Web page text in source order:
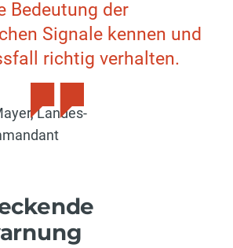
Bedeutung der
Signale kennen und
richtig verhalten.
Landes-